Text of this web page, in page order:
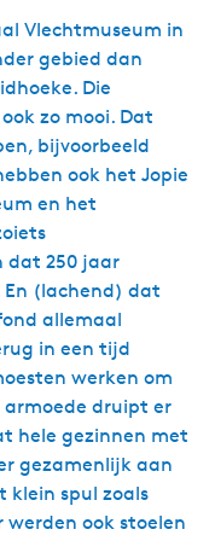
Vlechtmuseum in
gebied dan
Die
zo mooi. Dat
bijvoorbeeld
ook het Jopie
en het
dat 250 jaar
(lachend) dat
allemaal
in een tijd
werken om
armoede druipt er
hele gezinnen met
gezamenlijk aan
klein spul zoals
ook stoelen